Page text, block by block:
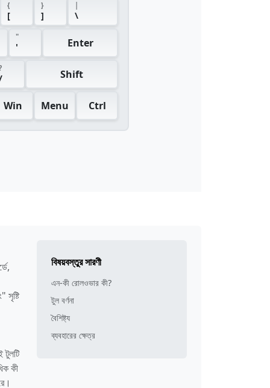
{
[
}
] \
"
' Enter
Shift
Win Menu Ctrl
সৃষ্টি
টুলটি
কী
বিষয়বস্তুর সারণী
এন-কী রোলওভার কী?
টুল বর্ণনা
বৈশিষ্ট্য
ব্যবহারের ক্ষেত্র